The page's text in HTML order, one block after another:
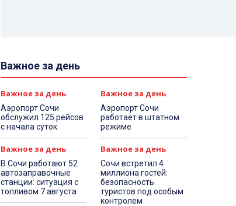
Важное за день
Важное за день
Аэропорт Сочи
обслужил 125 рейсов
с начала суток
Важное за день
Аэропорт Сочи
работает в штатном
режиме
Важное за день
В Сочи работают 52
автозаправочные
станции: ситуация с
топливом 7 августа
Важное за день
Сочи встретил 4
миллиона гостей:
безопасность
туристов под особым
контролем